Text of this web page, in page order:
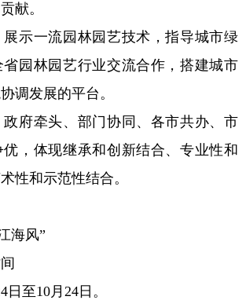
献。
一流园林园艺技术，指导城市绿
园林园艺行业交流合作，搭建城市
调发展的平台。
牵头、部门协同、各市共办、市
，体现继承和创新结合、专业性和
性和示范性结合。
海风”
至10月24日。